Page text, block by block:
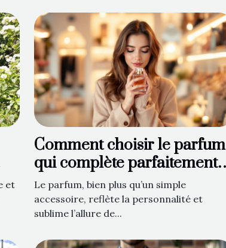
et
Comment choisir le parfum
qui complète parfaitement
votre style ?
Le parfum, bien plus qu’un simple
accessoire, reflète la personnalité et
sublime l’allure de...